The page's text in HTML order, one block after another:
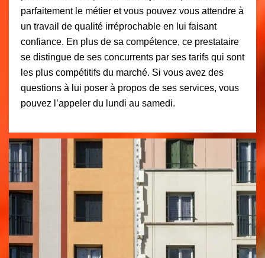
parfaitement le métier et vous pouvez vous attendre à
un travail de qualité irréprochable en lui faisant
confiance. En plus de sa compétence, ce prestataire
se distingue de ses concurrents par ses tarifs qui sont
les plus compétitifs du marché. Si vous avez des
questions à lui poser à propos de ses services, vous
pouvez l’appeler du lundi au samedi.